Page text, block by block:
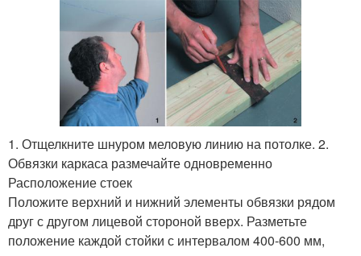
1. Отщелкните шнуром меловую линию на потолке. 2.
Обвязки каркаса размечайте одновременно
Расположение стоек
Положите верхний и нижний элементы обвязки рядом
друг с другом лицевой стороной вверх. Разметьте
положение каждой стойки с интервалом 400-600 мм,